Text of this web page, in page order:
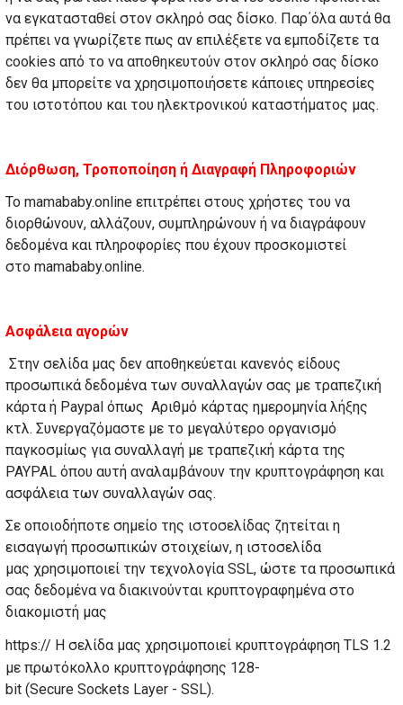
να εγκατασταθεί στον σκληρό σας δίσκο. Παρ΄όλα αυτά θα
πρέπει να γνωρίζετε πως αν επιλέξετε να εμποδίζετε τα
cookies από το να αποθηκευτούν στον σκληρό σας δίσκο
δεν θα μπορείτε να χρησιμοποιήσετε κάποιες υπηρεσίες
του ιστοτόπου και του ηλεκτρονικού καταστήματος μας.
Διόρθωση, Τροποποίηση ή Διαγραφή Πληροφοριών
Το mamababy.online επιτρέπει στους χρήστες του να
διορθώνουν, αλλάζουν, συμπληρώνουν ή να διαγράφουν
δεδομένα και πληροφορίες που έχουν προσκομιστεί
στο mamababy.online.
Ασφάλεια αγορών
Στην σελίδα μας δεν αποθηκεύεται κανενός είδους
προσωπικά δεδομένα των συναλλαγών σας με τραπεζική
κάρτα ή Paypal όπως Αριθμό κάρτας ημερομηνία λήξης
κτλ. Συνεργαζόμαστε με το μεγαλύτερο οργανισμό
παγκοσμίως για συναλλαγή με τραπεζική κάρτα της
PAYPAL όπου αυτή αναλαμβάνουν την κρυπτογράφηση και
ασφάλεια των συναλλαγών σας.
Σε οποιοδήποτε σημείο της ιστοσελίδας ζητείται η
εισαγωγή προσωπικών στοιχείων, η ιστοσελίδα
μας χρησιμοποιεί την τεχνολογία SSL, ώστε τα προσωπικά
σας δεδομένα να διακινούνται κρυπτογραφημένα στο
διακομιστή μας
https:// Η σελίδα μας χρησιμοποιεί κρυπτογράφηση TLS 1.2
με πρωτόκολλο κρυπτογράφησης 128-
bit (Secure Sockets Layer - SSL).